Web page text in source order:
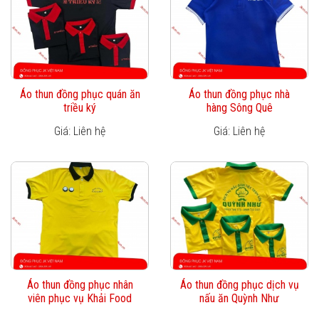
Áo thun đồng phục quán ăn
triều ký
Giá: Liên hệ
Áo thun đồng phục nhà
hàng Sông Quê
Giá: Liên hệ
Áo thun đồng phục nhân
viên phục vụ Khải Food
Áo thun đồng phục dịch vụ
nấu ăn Quỳnh Như